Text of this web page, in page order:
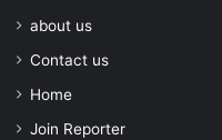
about us
Contact us
Home
Join Reporter